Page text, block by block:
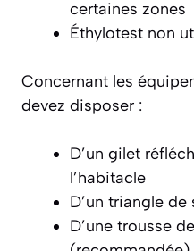
certaines zones
Éthylotest non
Concernant les
devez disposer :
D’un gilet
l’habitacle
D’un triangle
D’une trousse